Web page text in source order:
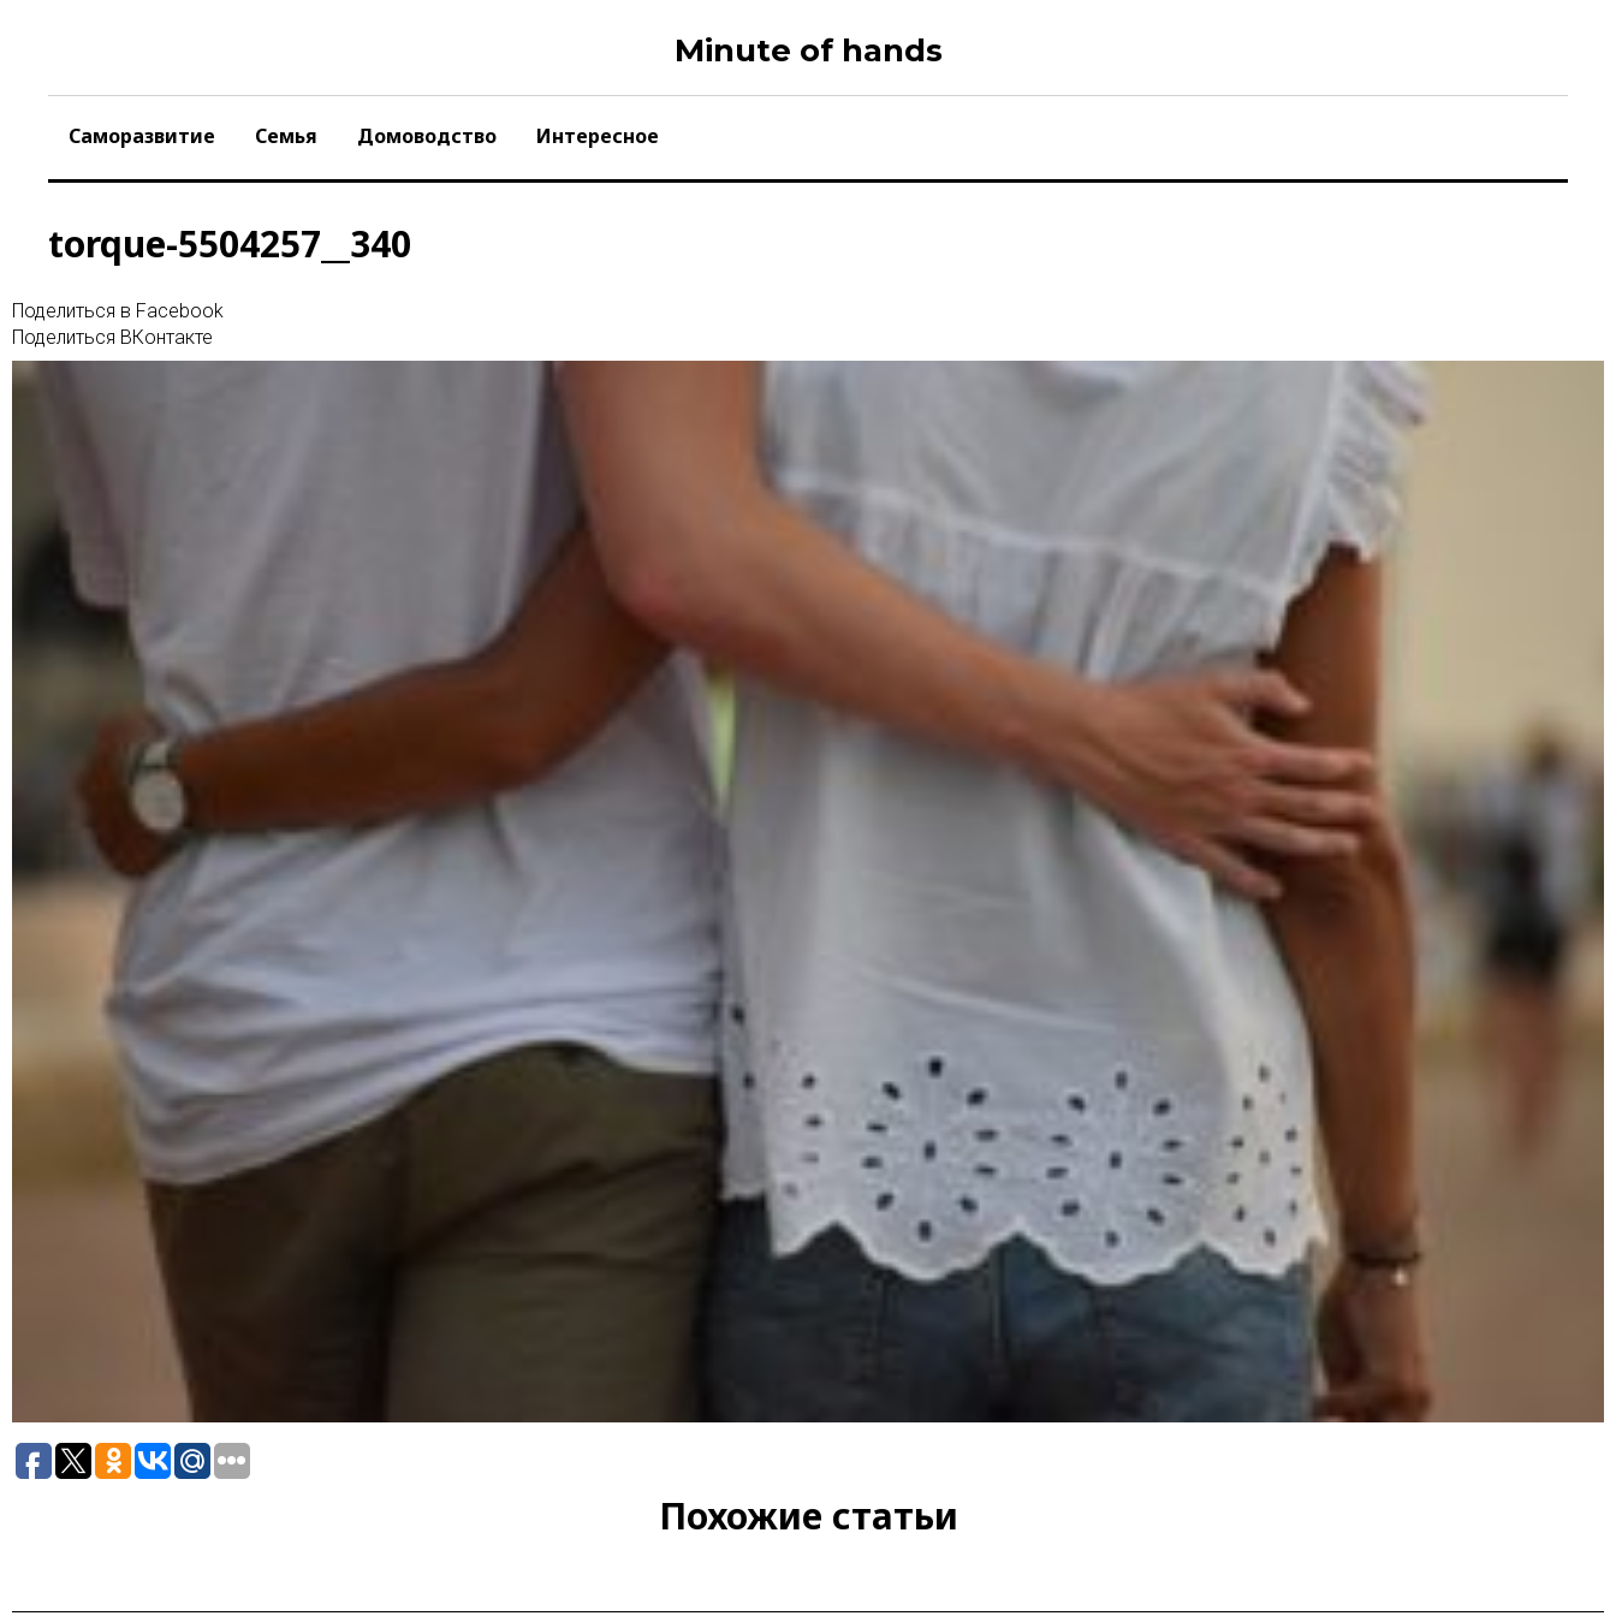
Minute of hands
Саморазвитие Семья Домоводство Интересное
torque-5504257__340
Поделиться в Facebook
Поделиться ВКонтакте
Похожие статьи